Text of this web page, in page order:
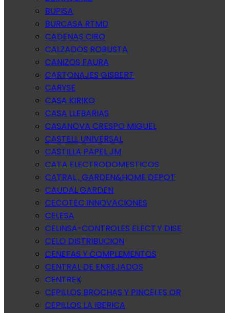
BUPISA
BURCASA RTMD
CADENAS CIRO
CALZADOS ROBUSTA
CANIZOS FAURA
CARTONAJES GISBERT
CARYSE
CASA KIRIKO
CASA LLEBARIAS
CASANOVA CRESPO MIGUEL
CASTELL UNIVERSAL
CASTILLA PAPEL JM
CATA ELECTRODOMESTICOS
CATRAL , GARDEN&HOME DEPOT
CAUDAL GARDEN
CECOTEC INNOVACIONES
CELESA
CELINSA-CONTROLES ELECT.Y DISE
CELO DISTRIBUCION
CENEFAS Y COMPLEMENTOS
CENTRAL DE ENREJADOS
CENTREX
CEPILLOS BROCHAS Y PINCELES OR
CEPILLOS LA IBERICA